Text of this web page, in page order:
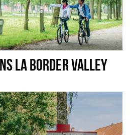
LA BORDER VALLEY